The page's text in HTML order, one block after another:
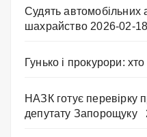
Судять автомобільних
шахрайство 2026-02-18
Гунько і прокурори:
НАЗК готує перевірку
депутату Запорощуку